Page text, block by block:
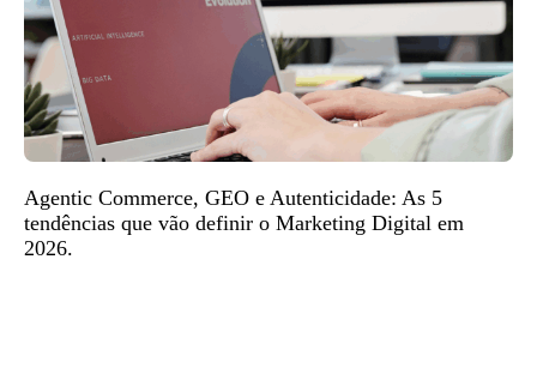
Agentic Commerce, GEO e Autenticidade: As 5
tendências que vão definir o Marketing Digital em
2026.